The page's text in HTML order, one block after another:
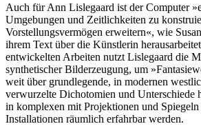
Auch für Ann Lislegaard ist der Computer
Umgebungen und Zeitlichkeiten zu
Vorstellungsvermögen erweitern«, wie
ihrem Text über die Künstlerin
entwickelten Arbeiten nutzt Lislegaard die
synthetischer Bilderzeugung, um
weit über grundlegende, in modernen
verwurzelte Dichotomien und Unterschiede
in komplexen mit Projektionen und Spiegeln
Installationen räumlich erfahrbar werden.